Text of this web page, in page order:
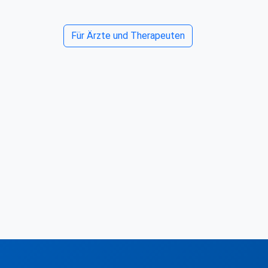
Für Ärzte und Therapeuten